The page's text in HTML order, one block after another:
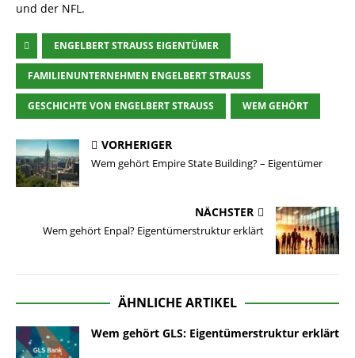
und der NFL.
ENGELBERT STRAUSS EIGENTÜMER
FAMILIENUNTERNEHMEN ENGELBERT STRAUSS
GESCHICHTE VON ENGELBERT STRAUSS WEM GEHÖRT
VORHERIGER
Wem gehört Empire State Building? – Eigentümer
NÄCHSTER
Wem gehört Enpal? Eigentümerstruktur erklärt
ÄHNLICHE ARTIKEL
Wem gehört GLS: Eigentümerstruktur erklärt